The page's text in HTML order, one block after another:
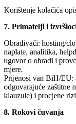
Korištenje kolačića
7. Primatelji i
Obrađivači: hosting/
naplate, analitika,
ugovor o obradi i
mjere.
Prijenosi van BiH/EU:
odgovarajuće zaštitne
klauzule) i procjene
8. Rokovi čuvanja